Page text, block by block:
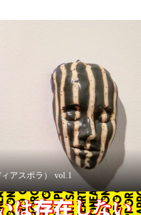
アスポラ） vol.1